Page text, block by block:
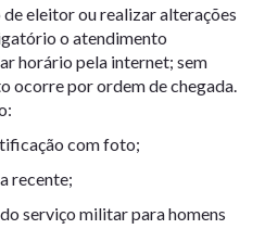
eleitor ou realizar alterações
o atendimento
horário pela internet; sem
ocorre por ordem de chegada.
com foto;
recente;
serviço militar para homens